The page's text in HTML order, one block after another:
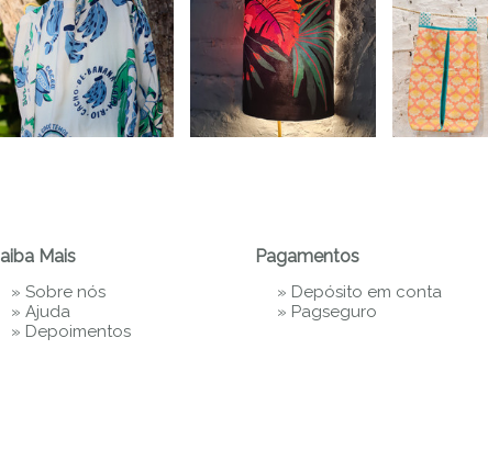
Mais
» Sobre nós
» Ajuda
» Depoimentos
Pagamentos
» Depósito em conta
» Pagseguro